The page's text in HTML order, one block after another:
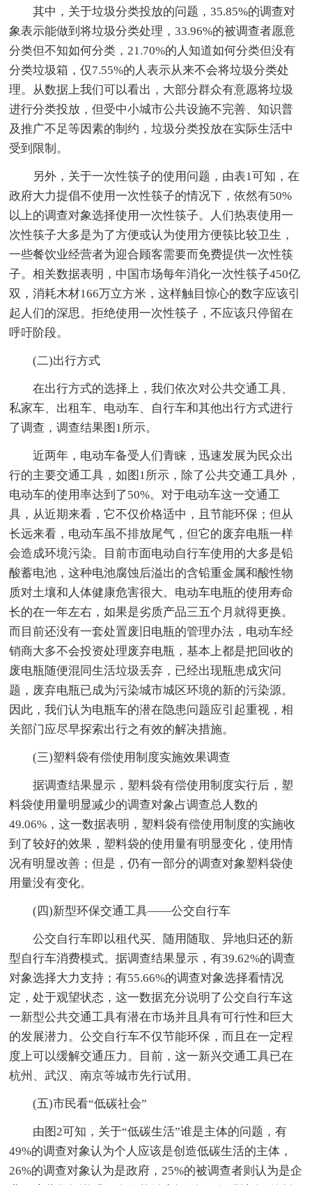
其中，关于垃圾分类投放的问题，35.85%的调查对
象表示能做到将垃圾分类处理，33.96%的被调查者愿意
分类但不知如何分类，21.70%的人知道如何分类但没有
分类垃圾箱，仅7.55%的人表示从来不会将垃圾分类处
理。从数据上我们可以看出，大部分群众有意愿将垃圾
进行分类投放，但受中小城市公共设施不完善、知识普
及推广不足等因素的制约，垃圾分类投放在实际生活中
受到限制。
另外，关于一次性筷子的使用问题，由表1可知，在
政府大力提倡不使用一次性筷子的情况下，依然有50%
以上的调查对象选择使用一次性筷子。人们热衷使用一
次性筷子大多是为了方便或认为使用方便筷比较卫生，
一些餐饮业经营者为迎合顾客需要而免费提供一次性筷
子。相关数据表明，中国市场每年消化一次性筷子450亿
双，消耗木材166万立方米，这样触目惊心的数字应该引
起人们的深思。拒绝使用一次性筷子，不应该只停留在
呼吁阶段。
(二)出行方式
在出行方式的选择上，我们依次对公共交通工具、
私家车、出租车、电动车、自行车和其他出行方式进行
了调查，调查结果图1所示。
近两年，电动车备受人们青睐，迅速发展为民众出
行的主要交通工具，如图1所示，除了公共交通工具外，
电动车的使用率达到了50%。对于电动车这一交通工
具，从近期来看，它不仅价格适中，且节能环保；但从
长远来看，电动车虽不排放尾气，但它的废弃电瓶一样
会造成环境污染。目前市面电动自行车使用的大多是铅
酸蓄电池，这种电池腐蚀后溢出的含铅重金属和酸性物
质对土壤和人体健康危害很大。电动车电瓶的使用寿命
长的在一年左右，如果是劣质产品三五个月就得更换。
而目前还没有一套处置废旧电瓶的管理办法，电动车经
销商大多不会投资处理废弃电瓶，基本上都是把回收的
废电瓶随便混同生活垃圾丢弃，已经出现瓶患成灾问
题，废弃电瓶已成为污染城市城区环境的新的污染源。
因此，我们认为电瓶车的潜在隐患问题应引起重视，相
关部门应尽早探索出行之有效的解决措施。
(三)塑料袋有偿使用制度实施效果调查
据调查结果显示，塑料袋有偿使用制度实行后，塑
料袋使用量明显减少的调查对象占调查总人数的
49.06%，这一数据表明，塑料袋有偿使用制度的实施收
到了较好的效果，塑料袋的使用量有明显变化，使用情
况有明显改善；但是，仍有一部分的调查对象塑料袋使
用量没有变化。
(四)新型环保交通工具――公交自行车
公交自行车即以租代买、随用随取、异地归还的新
型自行车消费模式。据调查结果显示，有39.62%的调查
对象选择大力支持；有55.66%的调查对象选择看情况
定，处于观望状态，这一数据充分说明了公交自行车这
一新型公共交通工具有潜在市场并且具有可行性和巨大
的发展潜力。公交自行车不仅节能环保，而且在一定程
度上可以缓解交通压力。目前，这一新兴交通工具已在
杭州、武汉、南京等城市先行试用。
(五)市民看“低碳社会”
由图2可知，关于“低碳生活”谁是主体的问题，有
49%的调查对象认为个人应该是创造低碳生活的主体，
26%的调查对象认为是政府，25%的被调查者则认为是企